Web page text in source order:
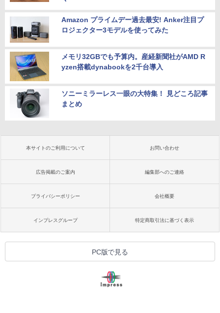
Amazon プライムデー過去最安! Anker注目プ
ロジェクター3モデルを使ってみた
メモリ32GBでも予算内。産経新聞社がAMD R
yzen搭載dynabookを2千台導入
ソニーミラーレス一眼の大特集！ 見どころ記事
まとめ
本サイトのご利用について お問い合わせ
広告掲載のご案内 編集部へのご連絡
プライバシーポリシー 会社概要
インプレスグループ 特定商取引法に基づく表示
PC版で見る